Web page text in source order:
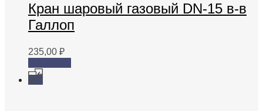
Кран шаровый газовый DN-15 в-в
Галлоп
235,00 ₽